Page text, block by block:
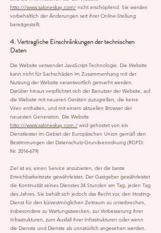
http:///www.saloneskay.com/ nicht erschöpfend. Sie werden
vorbehaltlich der Änderungen seit ihrer Online-Stellung
bereitgestellt.
4. Vertragliche Einschränkungen der technischen
Daten
Die Website verwendet JavaScript-Technologie. Die Website
kann nicht für Sachschäden im Zusammenhang mit der
Nutzung der Website verantwortlich gemacht werden.
Darüber hinaus verpflichtet sich der Benutzer der Website, auf
die Website mit neueren Geräten zuzugreifen, die keine
Viren enthalten, und mit einem aktuellen Browser der
neuesten Generation. Die Website
http:///www.saloneskay.com / wird gehostet von ein
Dienstleister im Gebiet der Europäischen Union gemäß den
Bestimmungen der Datenschutz-Grundverordnung (RGPD:
Nr. 2016-679)
Ziel ist es, einen Service anzubieten, der die beste
Erreichbarkeitsrate gewährleistet. Der Gastgeber gewährleistet
die Kontinuität seines Dienstes 24 Stunden am Tag, jeden Tag
des Jahres. Sie behält sich jedoch das Recht vor, den Hosting-
Dienst für den kürzestmöglichen Zeitraum zu unterbrechen,
insbesondere zu Wartungszwecken, zur Verbesserung ihrer
Infrastrukturen, zum Ausfall ihrer Infrastrukturen oder wenn
die Dienste und Dienste als unnatürlich angesehen werden.